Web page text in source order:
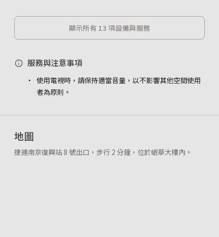
顯示所有 13 項設備與服務
服務與注意事項
使用電視時，請保持適當音量，以不影響其他空間使用
者為原則。
地圖
捷運南京復興站 8 號出口，步行 2 分鐘，位於岷華大樓內。